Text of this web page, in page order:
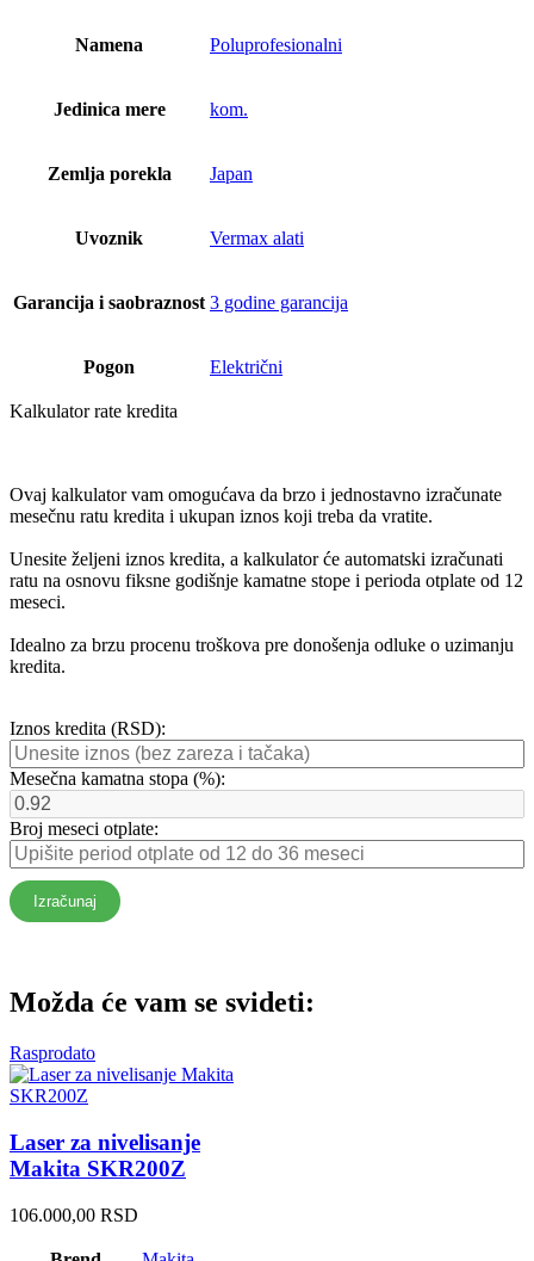
Namena Poluprofesionalni
Jedinica mere kom.
Zemlja porekla Japan
Uvoznik Vermax alati
Garancija i saobraznost 3 godine garancija
Pogon Električni
Kalkulator rate kredita
Ovaj kalkulator vam omogućava da brzo i jednostavno izračunate
mesečnu ratu kredita i ukupan iznos koji treba da vratite.
Unesite željeni iznos kredita, a kalkulator će automatski izračunati
ratu na osnovu fiksne godišnje kamatne stope i perioda otplate od 12
meseci.
Idealno za brzu procenu troškova pre donošenja odluke o uzimanju
kredita.
Iznos kredita (RSD):
Mesečna kamatna stopa (%):
Broj meseci otplate:
Izračunaj
Možda će vam se svideti:
Rasprodato
Laser za nivelisanje
Makita SKR200Z
106.000,00 RSD